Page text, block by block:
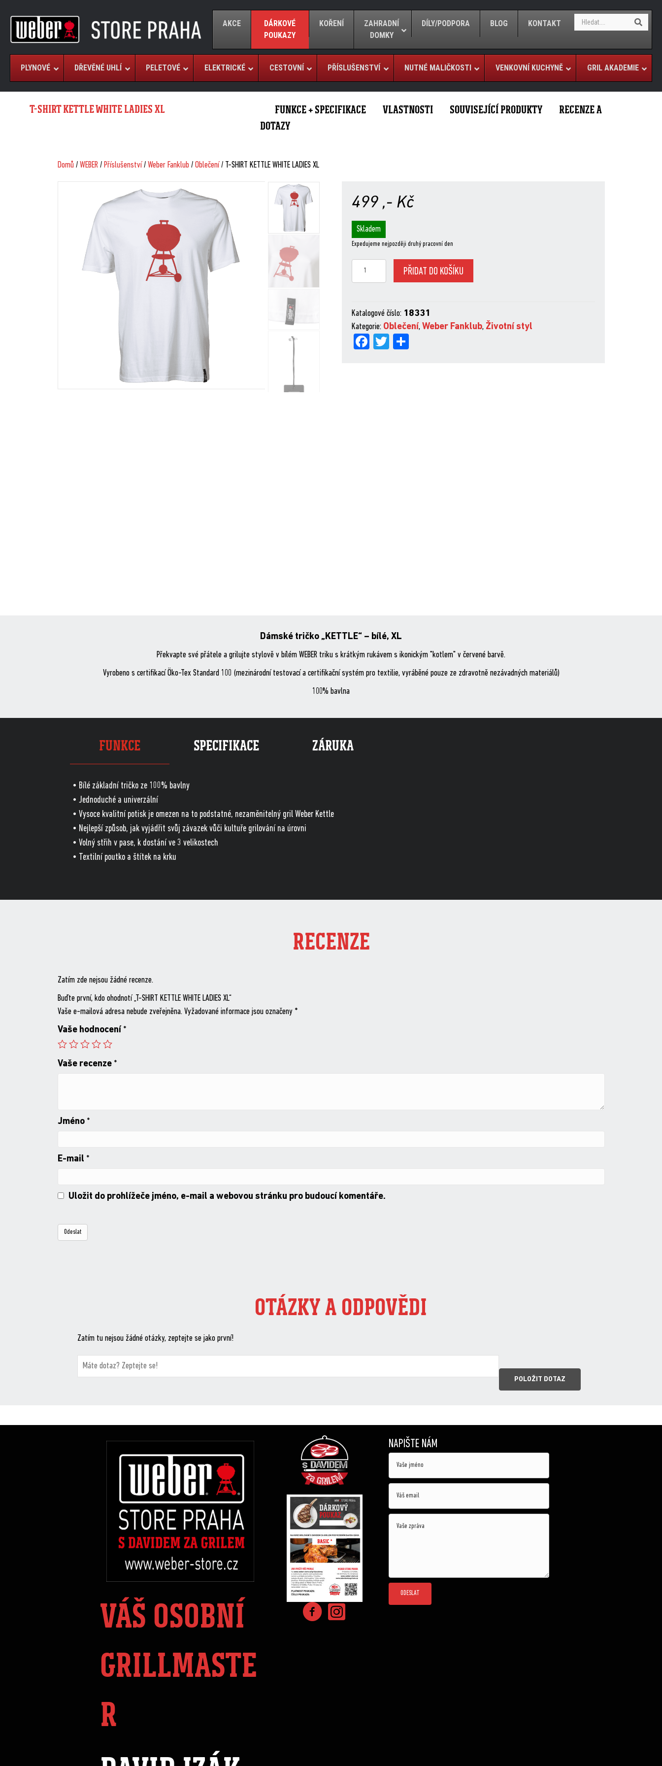
AKCE
DÁRKOVÉ
POUKAZY
KOŘENÍ
ZAHRADNÍ
DOMKY
DÍLY/PODPORA BLOG KONTAKT
r
c
h
e
c
PLYNOVÉ DŘEVĚNÉ UHLÍ PELETOVÉ ELEKTRICKÉ CESTOVNÍ PŘÍSLUŠENSTVÍ NUTNÉ MALIČKOSTI VENKOVNÍ KUCHYNĚ GRIL AKADEMIE
T-SHIRT KETTLE WHITE LADIES XL FUNKCE + SPECIFIKACE VLASTNOSTI SOUVISEJÍCÍ PRODUKTY
RECENZE A
DOTAZY
Domů/ WEBER/ Příslušenství/ Weber Fanklub/ Oblečení/ T-SHIRT KETTLE WHITE LADIES XL
499 ,- Kč
Skladem
Expedujeme nejpozději druhý pracovní den
LADIES
XL
množství
PŘIDAT DO KOŠÍKU
Katalogové číslo: 18331
Kategorie: Oblečení,Weber Fanklub, Životní styl
Fa
Tw
Dámské tričko „KETTLE“ – bílé, XL
Překvapte své přátele a grilujte stylově v bílém WEBER triku s krátkým rukávem s ikonickým "kotlem" v červené barvě.
Vyrobeno s certifikací Öko-Tex Standard 100 (mezinárodní testovací a certifikační systém pro textilie, vyráběné pouze ze zdravotně nezávadných materiálů)
100% bavlna
FUNKCE SPECIFIKACE ZÁRUKA
• Bílé základní tričko ze 100% bavlny
• Jednoduché a univerzální
• Vysoce kvalitní potisk je omezen na to podstatné, nezaměnitelný gril Weber Kettle
• Nejlepší způsob, jak vyjádřit svůj závazek vůči kultuře grilování na úrovni
• Volný střih v pase, k dostání ve 3 velikostech
• Textilní poutko a štítek na krku
RECENZE
Zatím zde nejsou žádné recenze.
Buďte první, kdo ohodnotí „T-SHIRT KETTLE WHITE LADIES XL“
Vaše e-mailová adresa nebude zveřejněna. Vyžadované informace jsou označeny *
Vaše hodnocení *
Vaše recenze *
Jméno *
E-mail *
Uložit do prohlížeče jméno, e-mail a webovou stránku pro budoucí komentáře.
OTÁZKY A ODPOVĚDI
Zatím tu nejsou žádné otázky, zeptejte se jako první!
VÁŠ OSOBNÍ
GRILLMASTE
R
NAPIŠTE NÁM
ODESLAT